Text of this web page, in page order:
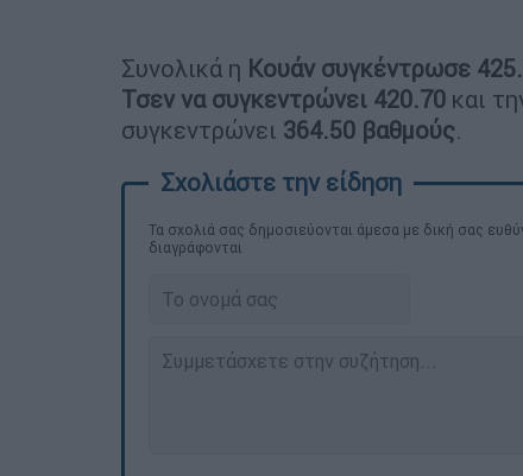
Συνολικά η Κουάν συγκέντρωσε
Τσεν να συγκεντρώνει 420.70 και
συγκεντρώνει 364.50 βαθμούς.
Τα σχολιά σας δημοσιεύονται άμεσα με δική σας
διαγράφονται